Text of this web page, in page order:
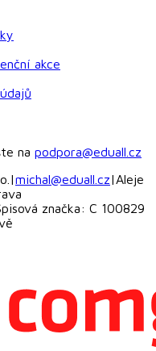
akce
na podpora@eduall.cz
|michal@eduall.cz|Aleje
značka: C 100829